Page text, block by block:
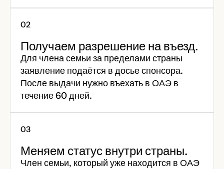
Получаем разрешение на въезд.
Для члена семьи за пределами страны
заявление подаётся в досье спонсора.
После выдачи нужно въехать в ОАЭ в
течение 60 дней.
Меняем статус внутри страны.
Член семьи, который уже находится в ОАЭ